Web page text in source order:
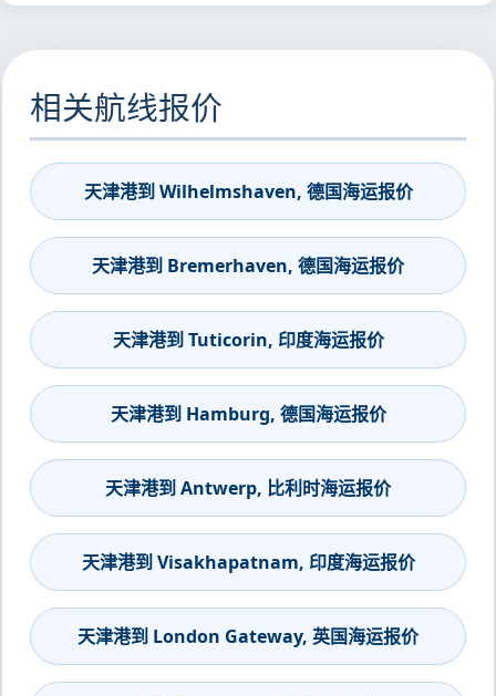
相关航线报价
天津港到 Wilhelmshaven, 德国海运报价
天津港到 Bremerhaven, 德国海运报价
天津港到 Tuticorin, 印度海运报价
天津港到 Hamburg, 德国海运报价
天津港到 Antwerp, 比利时海运报价
天津港到 Visakhapatnam, 印度海运报价
天津港到 London Gateway, 英国海运报价